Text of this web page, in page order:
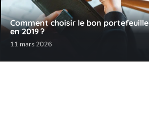
Comment choisir le bon portefeuille
en 2019 ?
11 mars 2026